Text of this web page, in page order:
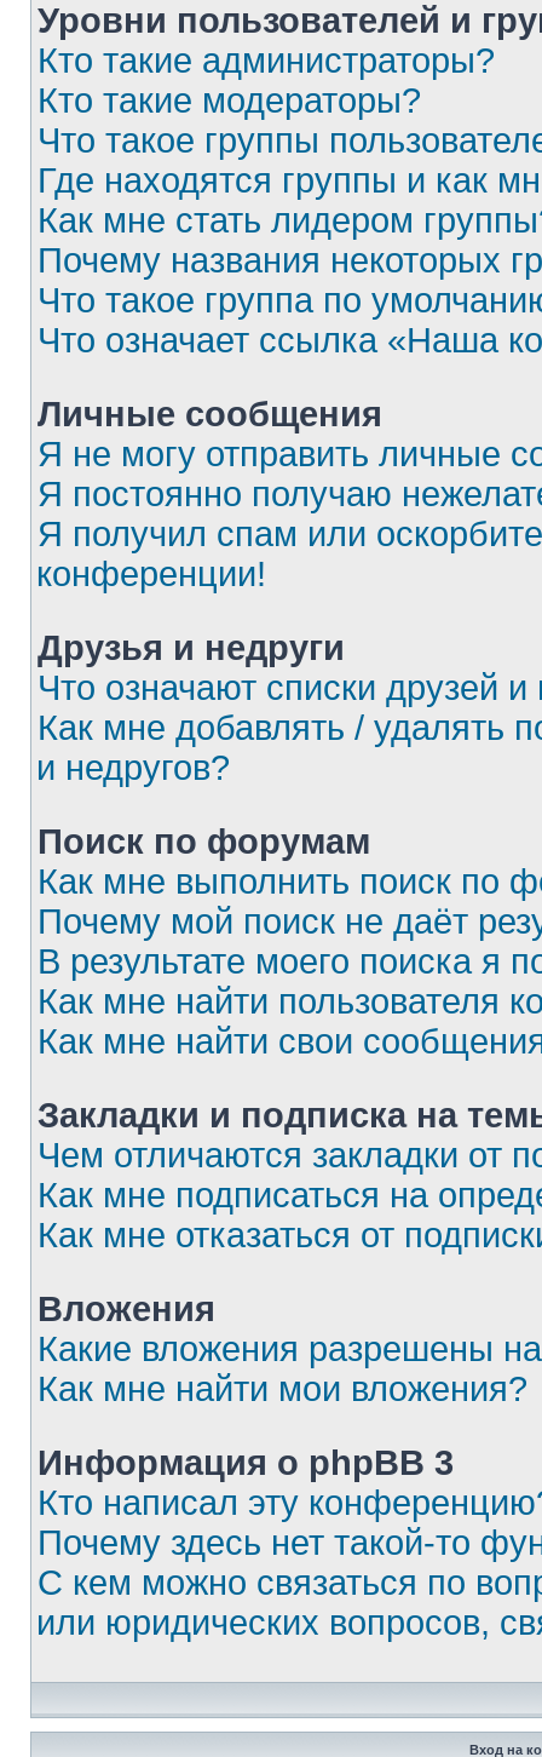
Уровни пользователей и
Кто такие администраторы?
Кто такие модераторы?
Что такое группы
Где находятся группы и как
Как мне стать лидером
Почему названия некоторых
Что такое группа по
Что означает ссылка «Наша
Личные сообщения
Я не могу отправить личные
Я постоянно получаю
Я получил спам или
конференции!
Друзья и недруги
Что означают списки друзей и
Как мне добавлять / удалять
и недругов?
Поиск по форумам
Как мне выполнить поиск по
Почему мой поиск не даёт
В результате моего поиска я
Как мне найти пользователя
Как мне найти свои
Закладки и подписка на
Чем отличаются закладки от
Как мне подписаться на
Как мне отказаться от
Вложения
Какие вложения разрешены
Как мне найти мои вложения?
Информация о phpBB 3
Кто написал эту
Почему здесь нет такой-то
С кем можно связаться по
или юридических вопросов,
Вход на